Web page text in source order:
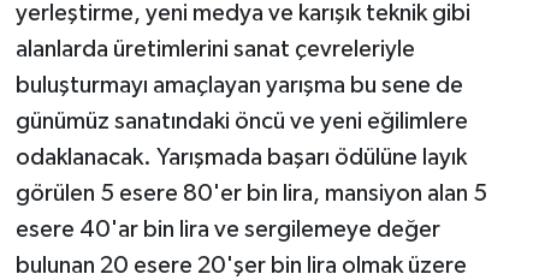
yerleştirme, yeni medya ve karışık teknik gibi
alanlarda üretimlerini sanat çevreleriyle
buluşturmayı amaçlayan yarışma bu sene de
günümüz sanatındaki öncü ve yeni eğilimlere
odaklanacak. Yarışmada başarı ödülüne layık
görülen 5 esere 80'er bin lira, mansiyon alan 5
esere 40'ar bin lira ve sergilemeye değer
bulunan 20 esere 20'şer bin lira olmak üzere